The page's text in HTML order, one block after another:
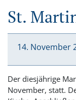
St.
14. November
Der diesjährige
November, statt.